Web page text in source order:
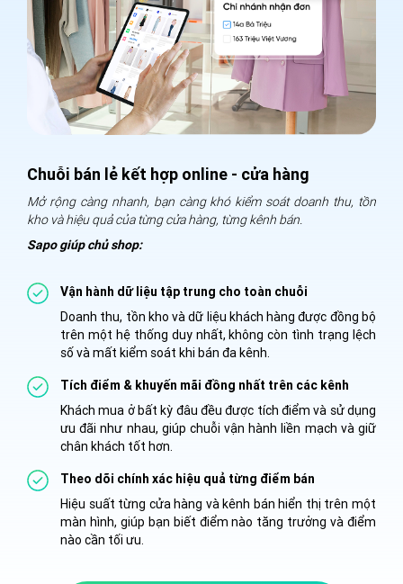
Chuỗi bán lẻ kết hợp online - cửa hàng
Mở rộng càng nhanh, bạn càng khó kiểm soát doanh thu, tồn
kho và hiệu quả của từng cửa hàng, từng kênh bán.
Sapo giúp chủ shop:
Vận hành dữ liệu tập trung cho toàn chuỗi
Doanh thu, tồn kho và dữ liệu khách hàng được đồng bộ
trên một hệ thống duy nhất, không còn tình trạng lệch
số và mất kiểm soát khi bán đa kênh.
Tích điểm & khuyến mãi đồng nhất trên các kênh
Khách mua ở bất kỳ đâu đều được tích điểm và sử dụng
ưu đãi như nhau, giúp chuỗi vận hành liền mạch và giữ
chân khách tốt hơn.
Theo dõi chính xác hiệu quả từng điểm bán
Hiệu suất từng cửa hàng và kênh bán hiển thị trên một
màn hình, giúp bạn biết điểm nào tăng trưởng và điểm
nào cần tối ưu.